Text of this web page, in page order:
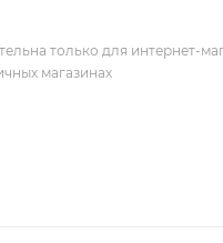
только для интернет-
магазинах